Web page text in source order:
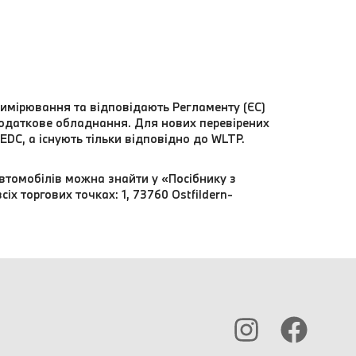
та відповідають Регламенту (ЄС)
обладнання. Для нових перевірених
а існують тільки відповідно до WLTP.
можна знайти у «Посібнику з
торгових точках: 1, 73760 Ostfildern-